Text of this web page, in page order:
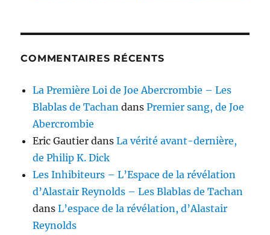
COMMENTAIRES RÉCENTS
La Première Loi de Joe Abercrombie – Les
Blablas de Tachan dansPremier sang, de Joe
Abercrombie
Eric Gautier dansLa vérité avant-dernière,
de Philip K. Dick
Les Inhibiteurs – L’Espace de la révélation
d’Alastair Reynolds – Les Blablas de Tachan
dansL’espace de la révélation, d’Alastair
Reynolds